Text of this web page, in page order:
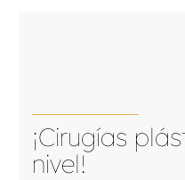
¡Cirugías
nivel!